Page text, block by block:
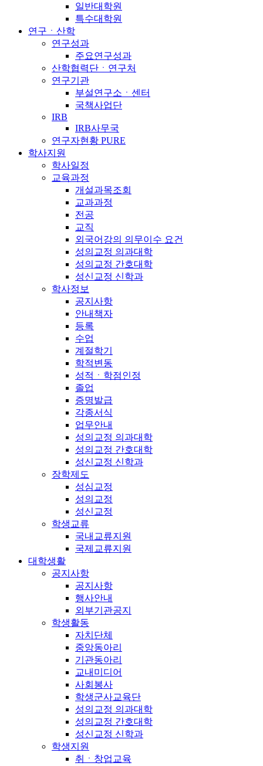
일반대학원
특수대학원
연구ㆍ산학
연구성과
주요연구성과
산학협력단ㆍ연구처
연구기관
부설연구소ㆍ센터
국책사업단
IRB
IRB사무국
연구자현황 PURE
학사지원
학사일정
교육과정
개설과목조회
교과과정
전공
교직
외국어강의 의무이수 요건
성의교정 의과대학
성의교정 간호대학
성신교정 신학과
학사정보
공지사항
안내책자
등록
수업
계절학기
학적변동
성적ㆍ학점인정
졸업
증명발급
각종서식
업무안내
성의교정 의과대학
성의교정 간호대학
성신교정 신학과
장학제도
성심교정
성의교정
성신교정
학생교류
국내교류지원
국제교류지원
대학생활
공지사항
공지사항
행사안내
외부기관공지
학생활동
자치단체
중앙동아리
기관동아리
교내미디어
사회봉사
학생군사교육단
성의교정 의과대학
성의교정 간호대학
성신교정 신학과
학생지원
취ㆍ창업교육